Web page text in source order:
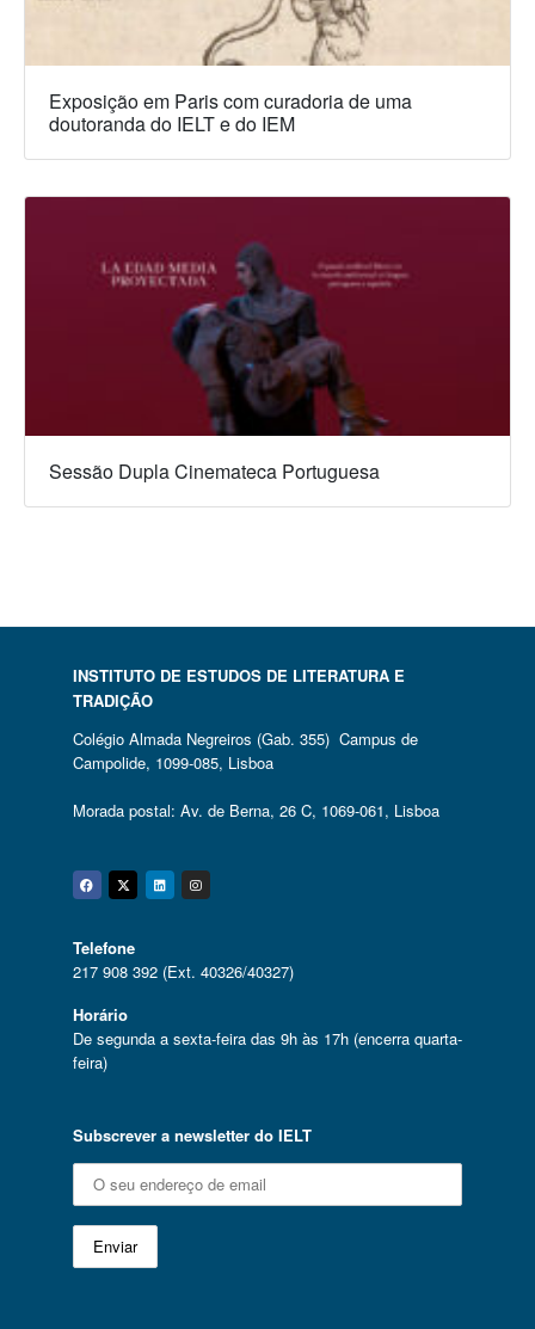
Exposição em Paris com curadoria de uma
doutoranda do IELT e do IEM
Sessão Dupla Cinemateca Portuguesa
INSTITUTO DE ESTUDOS DE LITERATURA E
TRADIÇÃO
Colégio Almada Negreiros (Gab. 355) Campus de
Campolide, 1099-085, Lisboa
Morada postal: Av. de Berna, 26 C, 1069-061, Lisboa
Facebook
Twitter
Linkedin
Instagram
Telefone
217 908 392 (Ext. 40326/40327)
Horário
De segunda a sexta-feira das 9h às 17h (encerra quarta-
feira)
Subscrever a newsletter do IELT